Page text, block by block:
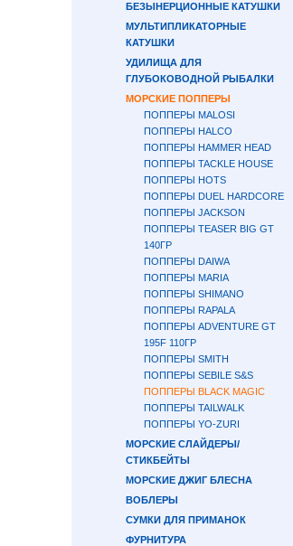
БЕЗЫНЕРЦИОННЫЕ КАТУШКИ
МУЛЬТИПЛИКАТОРНЫЕ
КАТУШКИ
УДИЛИЩА ДЛЯ
ГЛУБОКОВОДНОЙ РЫБАЛКИ
МОРСКИЕ ПОППЕРЫ
ПОППЕРЫ MALOSI
ПОППЕРЫ HALCO
ПОППЕРЫ HAMMER HEAD
ПОППЕРЫ TACKLE HOUSE
ПОППЕРЫ HOTS
ПОППЕРЫ DUEL HARDCORE
ПОППЕРЫ JACKSON
ПОППЕРЫ TEASER BIG GT
140ГР
ПОППЕРЫ DAIWA
ПОППЕРЫ MARIA
ПОППЕРЫ SHIMANO
ПОППЕРЫ RAPALA
ПОППЕРЫ ADVENTURE GT
195F 110ГР
ПОППЕРЫ SMITH
ПОППЕРЫ SEBILE S&S
ПОППЕРЫ BLACK MAGIC
ПОППЕРЫ TAILWALK
ПОППЕРЫ YO-ZURI
МОРСКИЕ СЛАЙДЕРЫ/
СТИКБЕЙТЫ
МОРСКИЕ ДЖИГ БЛЕСНА
ВОБЛЕРЫ
СУМКИ ДЛЯ ПРИМАНОК
ФУРНИТУРА